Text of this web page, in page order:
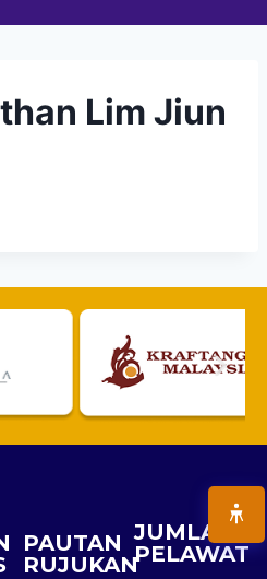
Lim Jiun
PAUTAN
RUJUKAN
JUMLAH
PELAWAT